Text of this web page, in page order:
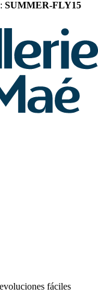
SUMMER-FLY15
fáciles